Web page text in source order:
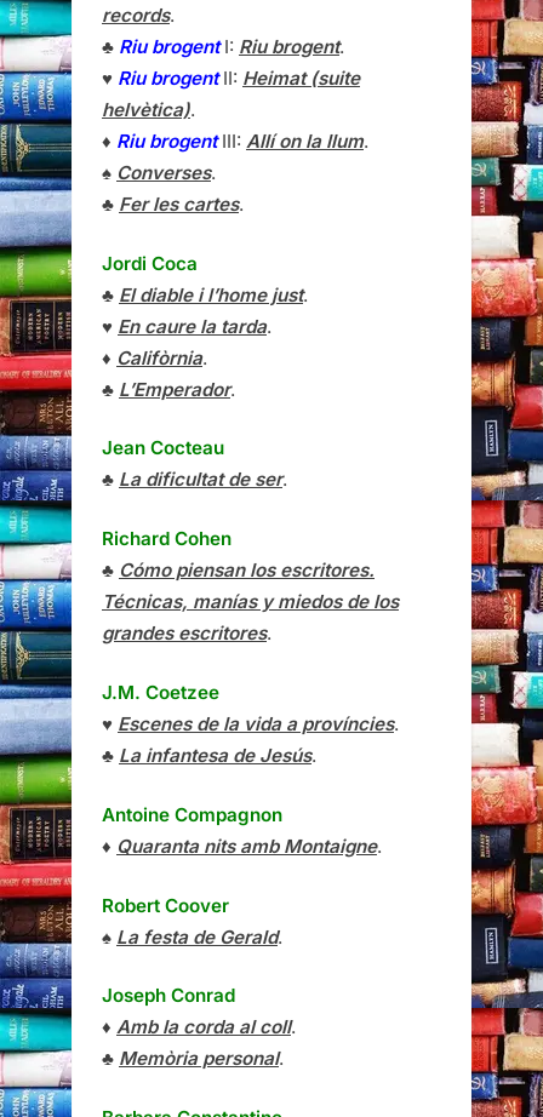
records.
♣ Riu brogentI: Riu brogent.
♥ Riu brogentII: Heimat (suite
helvètica).
♦ Riu brogentIII: Allí on la llum.
♠ Converses.
♣ Fer les cartes.
Jordi Coca
♣ El diable i l’home just.
♥ En caure la tarda.
♦ Califòrnia.
♣ L’Emperador.
Jean Cocteau
♣ La dificultat de ser.
Richard Cohen
♣ Cómo piensan los escritores.
Técnicas, manías y miedos de los
grandes escritores.
J.M. Coetzee
♥ Escenes de la vida a províncies.
♣ La infantesa de Jesús.
Antoine Compagnon
♦ Quaranta nits amb Montaigne.
Robert Coover
♠ La festa de Gerald.
Joseph Conrad
♦ Amb la corda al coll.
♣ Memòria personal.